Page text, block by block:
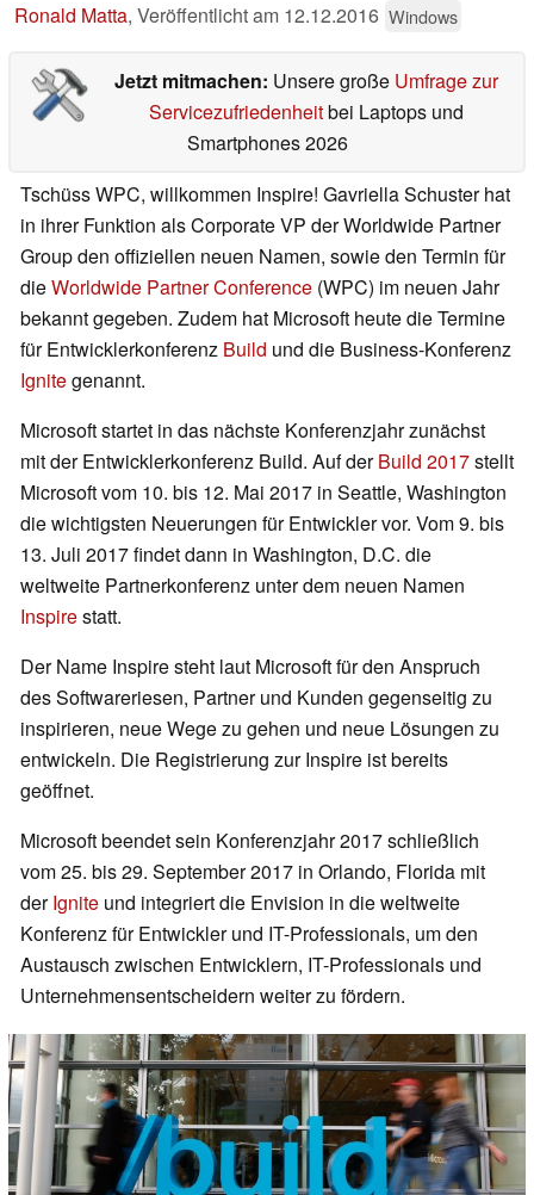
Ronald Matta, Veröffentlicht am 12.12.2016 Windows
Jetzt mitmachen: Unsere große Umfrage zur
Servicezufriedenheitbei Laptops und
Smartphones 2026
Tschüss WPC, willkommen Inspire! Gavriella Schuster hat
in ihrer Funktion als Corporate VP der Worldwide Partner
Group den offiziellen neuen Namen, sowie den Termin für
dieWorldwide Partner Conference (WPC) im neuen Jahr
bekannt gegeben. Zudem hat Microsoft heute die Termine
für Entwicklerkonferenz Build und die Business-Konferenz
Ignitegenannt.
Microsoft startet in das nächste Konferenzjahr zunächst
mit der Entwicklerkonferenz Build. Auf derBuild 2017stellt
Microsoft vom 10. bis 12. Mai 2017 in Seattle, Washington
die wichtigsten Neuerungen für Entwickler vor. Vom 9. bis
13. Juli 2017 findet dann in Washington, D.C. die
weltweite Partnerkonferenz unter dem neuen Namen
Inspirestatt.
Der Name Inspire steht laut Microsoft für den Anspruch
des Softwareriesen, Partner und Kunden gegenseitig zu
inspirieren, neue Wege zu gehen und neue Lösungen zu
entwickeln. Die Registrierung zur Inspire ist bereits
geöffnet.
Microsoft beendet sein Konferenzjahr 2017 schließlich
vom 25. bis 29. September 2017 in Orlando, Florida mit
derIgnite und integriert die Envision in die weltweite
Konferenz für Entwickler und IT-Professionals, um den
Austausch zwischen Entwicklern, IT-Professionals und
Unternehmensentscheidern weiter zu fördern.